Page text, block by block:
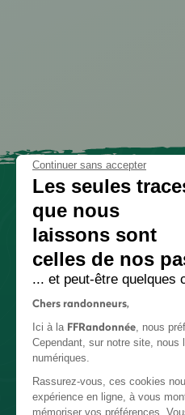
Continuer sans accepter
Les seules
que nous
laissons sont
celles de nos
... et peut-être quelques
Chers randonneurs,
Ici à la FFRandonnée, nous
Cependant, sur notre site,
numériques.
Rassurez-vous, ces cookies
expérience en ligne, à vous
mémoriser vos préférences.